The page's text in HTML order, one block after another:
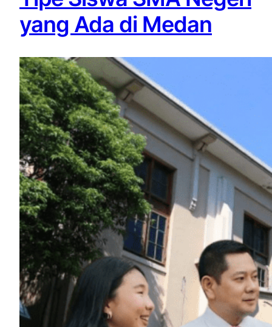
yang Ada di Medan